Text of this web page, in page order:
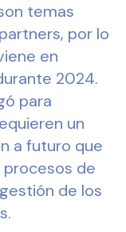
temas
por lo
en
2024.
para
un
a futuro que
procesos de
de los